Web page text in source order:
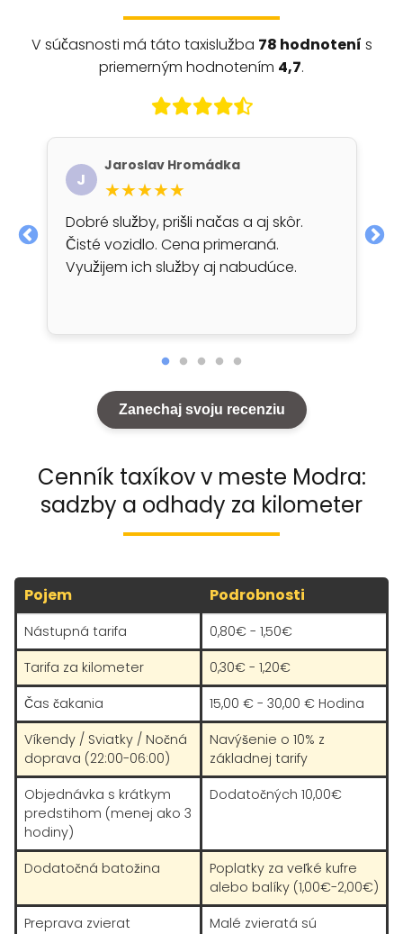
V súčasnosti má táto taxislužba 78 hodnotení s
priemerným hodnotením 4,7.
J
Jaroslav Hromádka
★★★★★
Dobré služby, prišli načas a aj skôr.
Čisté vozidlo. Cena primeraná.
Využijem ich služby aj nabudúce.
Zanechaj svoju recenziu
Cenník taxíkov v meste Modra:
sadzby a odhady za kilometer
Pojem Podrobnosti
Nástupná tarifa
0,80€ - 1,50€
Tarifa za kilometer
0,30€ - 1,20€
Čas čakania
15,00 € - 30,00 € Hodina
Víkendy / Sviatky / Nočná
doprava (22:00-06:00)
Navýšenie o 10% z
základnej tarify
Objednávka s krátkym
predstihom (menej ako 3
hodiny)
Dodatočných 10,00€
Dodatočná batožina
Poplatky za veľké kufre
alebo balíky (1,00€-2,00€)
Preprava zvierat
Malé zvieratá sú